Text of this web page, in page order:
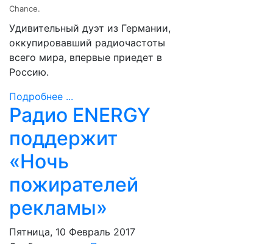
Chance.
Удивительный дуэт из Германии,
оккупировавший радиочастоты
всего мира, впервые приедет в
Россию.
Подробнее ...
Радио ENERGY
поддержит
«Ночь
пожирателей
рекламы»
Пятница, 10 Февраль 2017